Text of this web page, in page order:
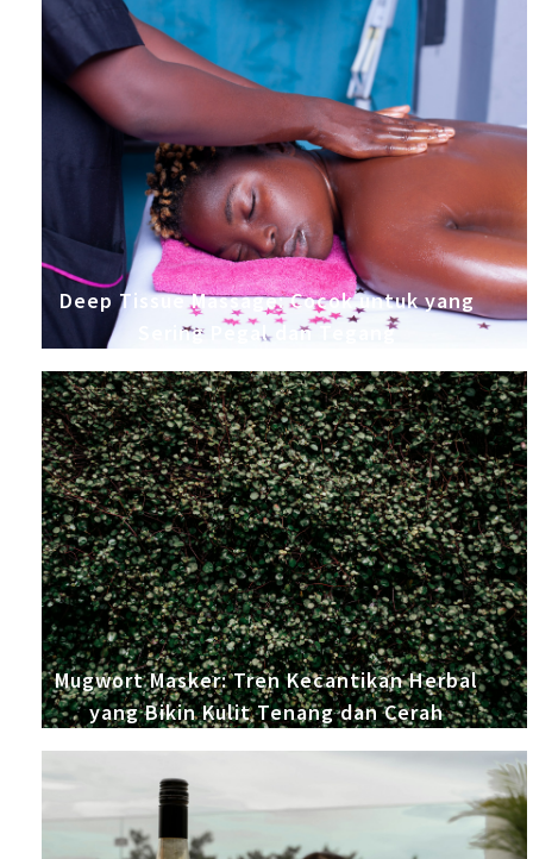
Deep Tissue Massage: Cocok untuk yang
Sering Pegal dan Tegang
Mugwort Masker: Tren Kecantikan Herbal
yang Bikin Kulit Tenang dan Cerah